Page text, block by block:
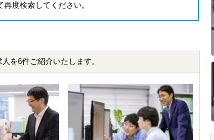
度検索してください。
を6件ご紹介いたします。